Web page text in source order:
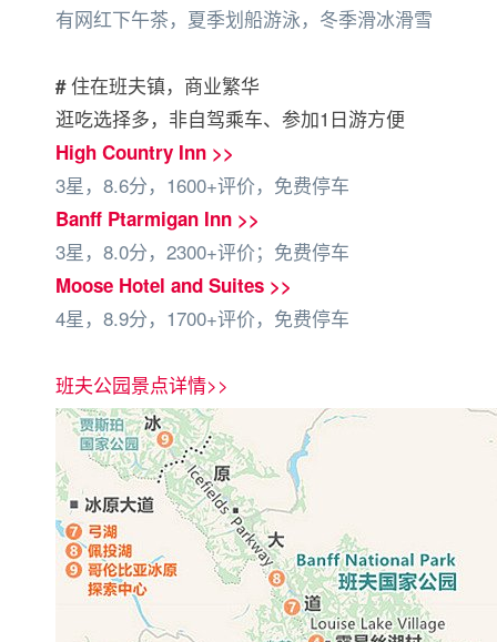
有网红下午茶，夏季划船游泳，冬季滑冰滑雪
#住在班夫镇，商业繁华
逛吃选择多，非自驾乘车、参加1日游方便
High Country Inn >>
3星，8.6分，1600+评价，免费停车
Banff Ptarmigan Inn >>
3星，8.0分，2300+评价；免费停车
Moose Hotel and Suites >>
4星，8.9分，1700+评价，免费停车
班夫公园景点详情>>